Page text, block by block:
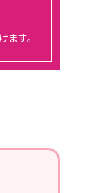
加しま
いま
す。